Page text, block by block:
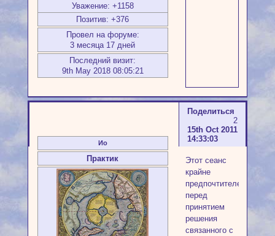
Уважение: +1158
Позитив: +376
Провел на форуме:
3 месяца 17 дней
Последний визит:
9th May 2018 08:05:21
Поделиться
2
15th Oct 2011
14:33:03
Ио
Практик
Этот сеанс
крайне
предпочтителен
перед
принятием
решения
связанного с